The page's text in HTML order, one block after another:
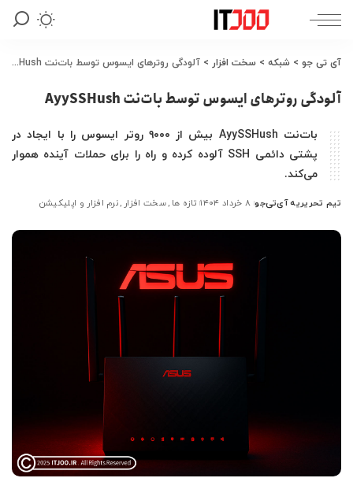
آی تی جو > شبکه > سخت افزار > آلودگی روترهای ایسوس توسط بات‌نت AyySSHush
آلودگی روترهای ایسوس توسط بات‌نت AyySSHush
بات‌نت AyySSHush بیش از ۹۰۰۰ روتر ایسوس را با ایجاد در
پشتی دائمی SSH آلوده کرده و راه را برای حملات آینده هموار
می‌کند.
ارسال
توسط
تیم تحریریه آی‌تی‌جو ۸ خرداد ۱۴۰۴ تازه ها سخت افزار نرم افزار و اپلیکیشن